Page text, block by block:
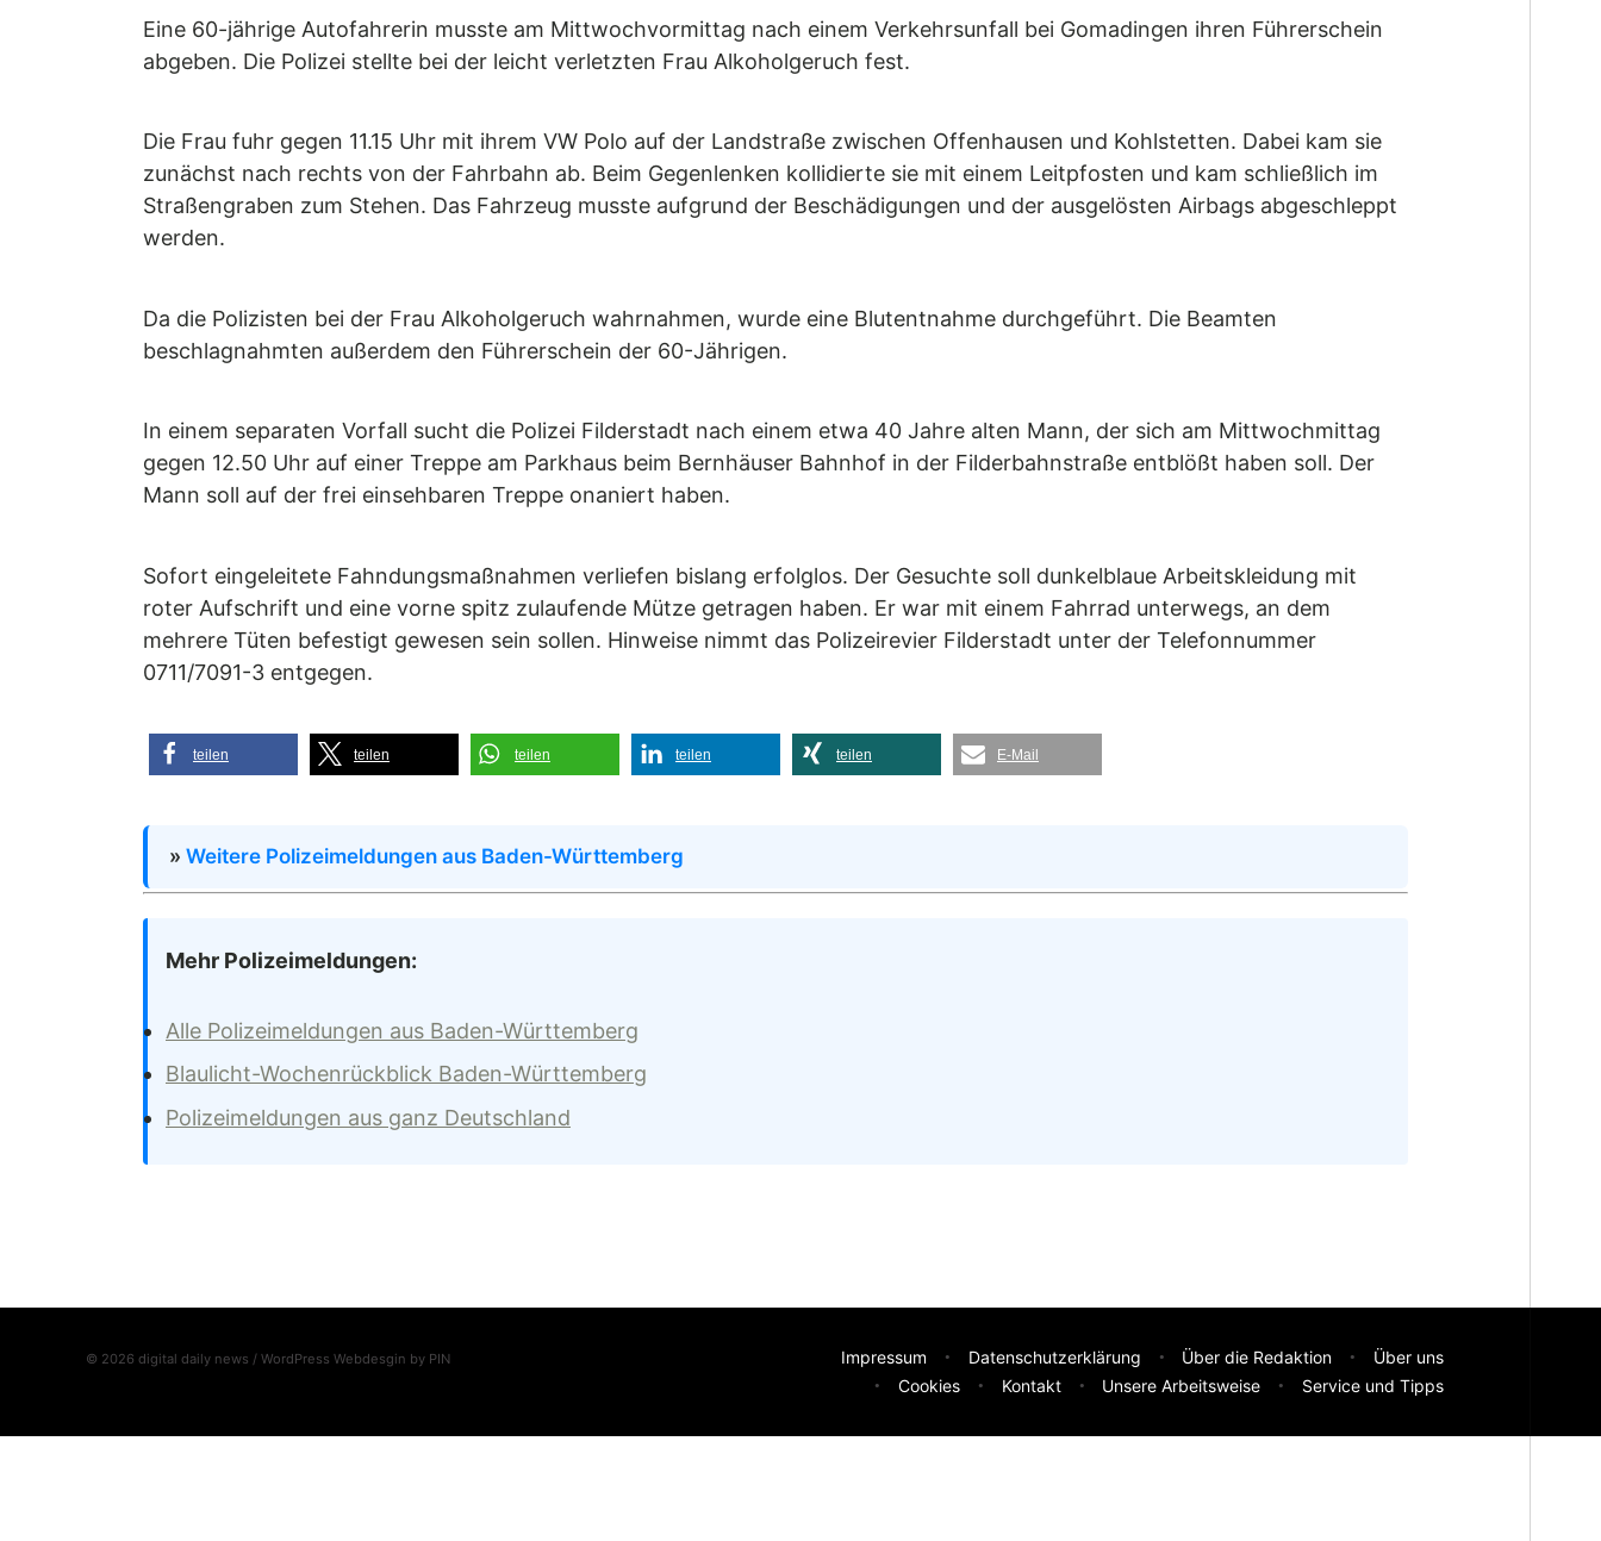
Eine 60-jährige Autofahrerin musste am Mittwochvormittag nach einem Verkehrsunfall bei Gomadingen ihren Führerschein
abgeben. Die Polizei stellte bei der leicht verletzten Frau Alkoholgeruch fest.
Die Frau fuhr gegen 11.15 Uhr mit ihrem VW Polo auf der Landstraße zwischen Offenhausen und Kohlstetten. Dabei kam sie
zunächst nach rechts von der Fahrbahn ab. Beim Gegenlenken kollidierte sie mit einem Leitpfosten und kam schließlich im
Straßengraben zum Stehen. Das Fahrzeug musste aufgrund der Beschädigungen und der ausgelösten Airbags abgeschleppt
werden.
Da die Polizisten bei der Frau Alkoholgeruch wahrnahmen, wurde eine Blutentnahme durchgeführt. Die Beamten
beschlagnahmten außerdem den Führerschein der 60-Jährigen.
In einem separaten Vorfall sucht die Polizei Filderstadt nach einem etwa 40 Jahre alten Mann, der sich am Mittwochmittag
gegen 12.50 Uhr auf einer Treppe am Parkhaus beim Bernhäuser Bahnhof in der Filderbahnstraße entblößt haben soll. Der
Mann soll auf der frei einsehbaren Treppe onaniert haben.
Sofort eingeleitete Fahndungsmaßnahmen verliefen bislang erfolglos. Der Gesuchte soll dunkelblaue Arbeitskleidung mit
roter Aufschrift und eine vorne spitz zulaufende Mütze getragen haben. Er war mit einem Fahrrad unterwegs, an dem
mehrere Tüten befestigt gewesen sein sollen. Hinweise nimmt das Polizeirevier Filderstadt unter der Telefonnummer
0711/7091-3 entgegen.
teilen teilen teilen teilen teilen E-Mail
» Weitere Polizeimeldungen aus Baden-Württemberg
Mehr Polizeimeldungen:
Alle Polizeimeldungen aus Baden-Württemberg
Blaulicht-Wochenrückblick Baden-Württemberg
Polizeimeldungen aus ganz Deutschland
© 2026 digital daily news / WordPress Webdesgin by PIN Impressum Datenschutzerklärung Über die Redaktion
Über uns
Cookies
Kontakt Unsere Arbeitsweise Service und Tipps